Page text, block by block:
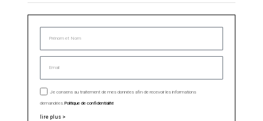
Je consens au traitement de mes données afin de recevoir les informations
demandées.Politique de confidentialité
lire plus >